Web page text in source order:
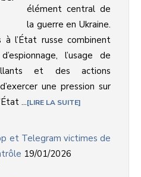
élément central de
la guerre en Ukraine.
à l’État russe combinent
l’usage de
et des actions
une pression sur
... LIRE LA SUITE
et Telegram victimes de
19/01/2026